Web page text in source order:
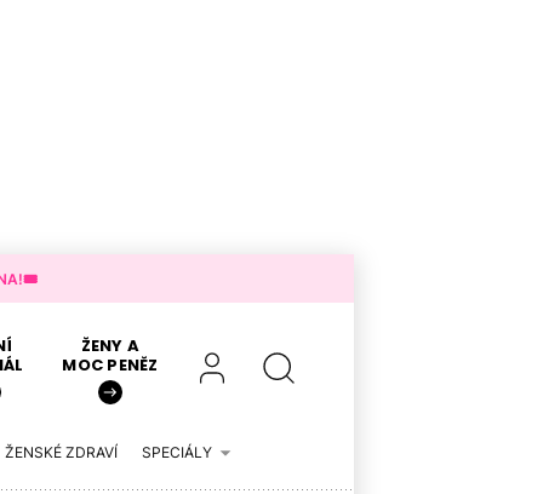
ŽENY A
MOC PENĚZ
ŽENSKÉ ZDRAVÍ SPECIÁLY